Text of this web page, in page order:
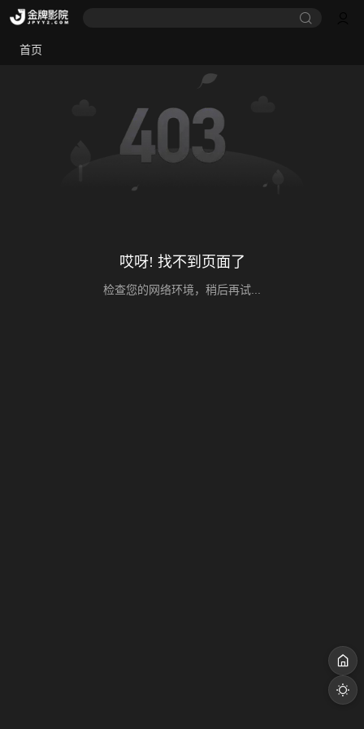
首页
哎呀! 找不到页面了
检查您的网络环境，稍后再试...